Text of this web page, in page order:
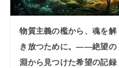
物質主義の檻から、魂を解
き放つために。――絶望の
淵から見つけた希望の記録